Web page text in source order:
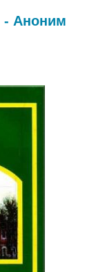
- Аноним